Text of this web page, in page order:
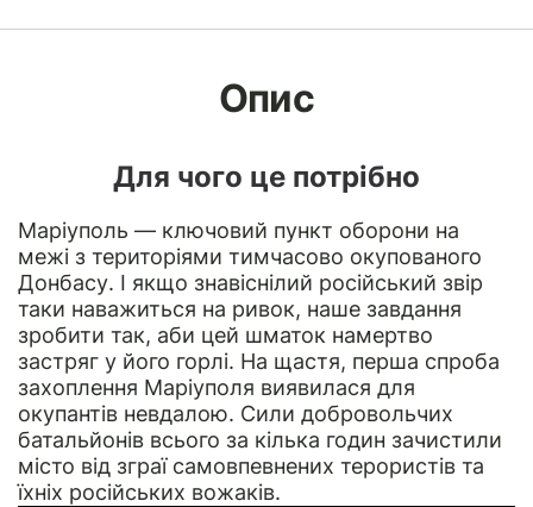
Опис
Для чого це потрібно
Маріуполь — ключовий пункт оборони на
межі з територіями тимчасово окупованого
Донбасу. І якщо знавіснілий російський звір
таки наважиться на ривок, наше завдання
зробити так, аби цей шматок намертво
застряг у його горлі. На щастя, перша спроба
захоплення Маріуполя виявилася для
окупантів невдалою. Сили добровольчих
батальйонів всього за кілька годин зачистили
місто від зграї самовпевнених терористів та
їхніх російських вожаків.